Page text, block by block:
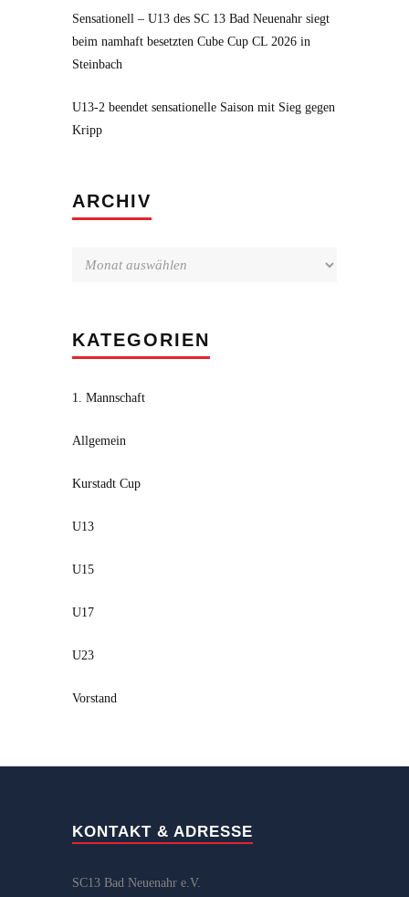
Sensationell – U13 des SC 13 Bad Neuenahr siegt
beim namhaft besetzten Cube Cup CL 2026 in
Steinbach
U13-2 beendet sensationelle Saison mit Sieg gegen
Kripp
ARCHIV
KATEGORIEN
1. Mannschaft
Allgemein
Kurstadt Cup
U13
U15
U17
U23
Vorstand
KONTAKT & ADRESSE
SC13 Bad Neuenahr e.V.